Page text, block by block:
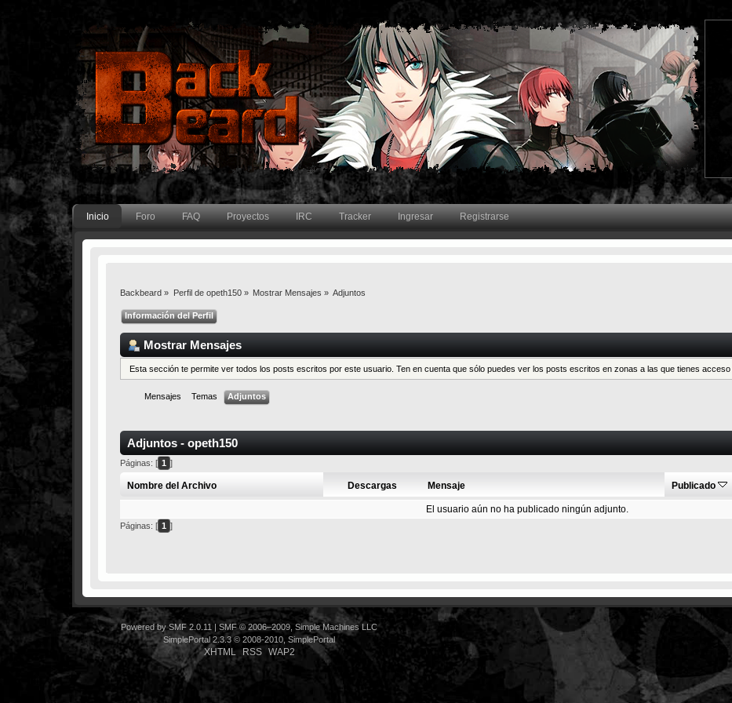
Inicio Foro FAQ Proyectos IRC Tracker Ingresar Registrarse
Backbeard » Perfil de opeth150 » Mostrar Mensajes » Adjuntos
Información del Perfil
Mostrar Mensajes
Esta sección te permite ver todos los posts escritos por este usuario. Ten en cuenta que sólo puedes ver los posts escritos en zonas a las que tienes acceso
Mensajes Temas Adjuntos
Adjuntos - opeth150
Páginas: [ 1 ]
Nombre del Archivo Descargas Mensaje Publicado
El usuario aún no ha publicado ningún adjunto.
Páginas: [ 1 ]
Powered by SMF 2.0.11 |SMF © 2006–2009, Simple Machines LLC
SimplePortal 2.3.3 © 2008-2010, SimplePortal
XHTML RSS WAP2